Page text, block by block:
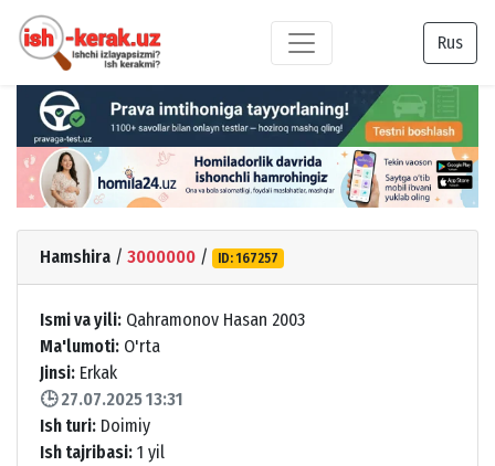
Rus
Hamshira / 3000000 / ID: 167257
Ismi va yili: Qahramonov Hasan 2003
Ma'lumoti: O'rta
Jinsi: Erkak
🕒 27.07.2025 13:31
Ish turi: Doimiy
Ish tajribasi: 1 yil